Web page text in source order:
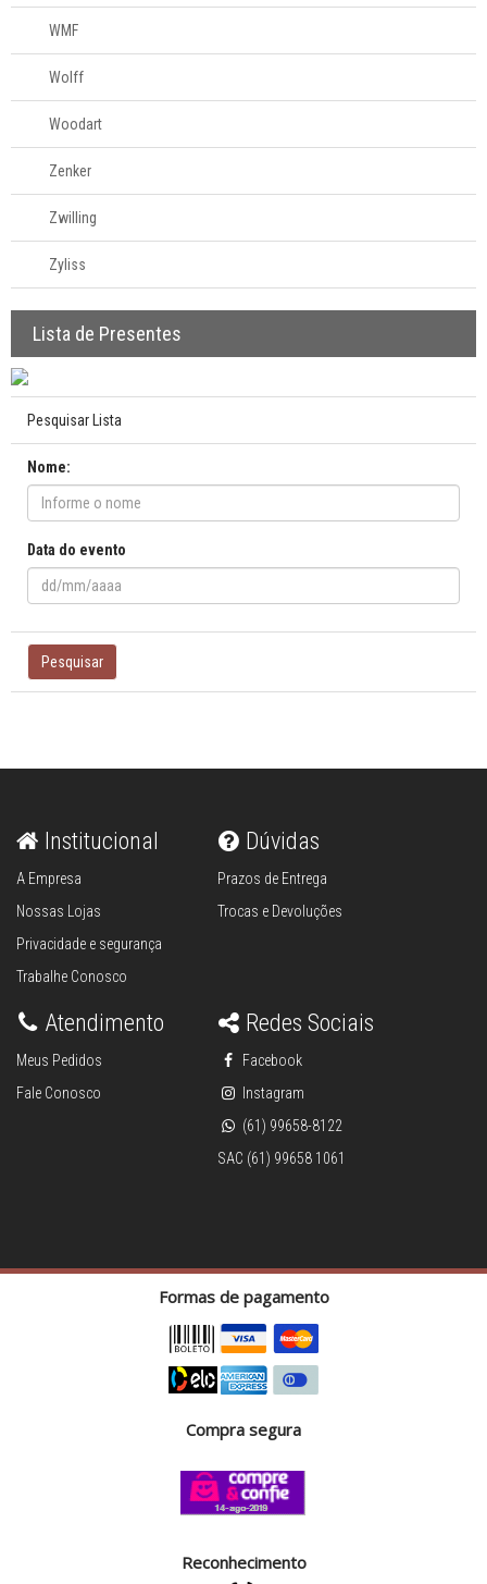
WMF
Wolff
Woodart
Zenker
Zwilling
Zyliss
Lista de Presentes
Pesquisar Lista
Nome:
Data do evento
Pesquisar
Institucional
A Empresa
Nossas Lojas
Privacidade e segurança
Trabalhe Conosco
Dúvidas
Prazos de Entrega
Trocas e Devoluções
Atendimento
Meus Pedidos
Fale Conosco
Redes Sociais
Facebook
Instagram
(61) 99658-8122
SAC (61) 99658 1061
Formas de pagamento
Compra segura
Reconhecimento